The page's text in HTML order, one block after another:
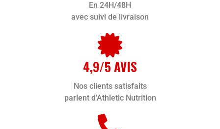
En 24H/48H
avec suivi de livraison
4,9/5 AVIS
Nos clients satisfaits
parlent d'Athletic Nutrition